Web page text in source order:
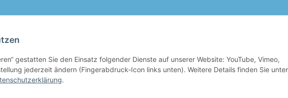
Unternehmen. Unsere Qualitätsansprüche sind für uns die oberste Maxime unseres Betriebes. Nur
wir Ihnen anbieten, identifizieren.
gestatten Sie den Einsatz folgender Dienste auf unserer Website: YouTube, Vimeo,
jederzeit ändern (Fingerabdruck-Icon links unten). Weitere Details finden Sie unter
.